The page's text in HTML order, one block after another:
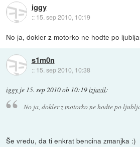
iggy
:: 15. sep 2010, 10:19
No ja, dokler z motorko ne hodte po
s1m0n
:: 15. sep 2010, 10:38
iggy je 15. sep 2010 ob 10:19izjavil:
No ja, dokler z motorko ne hodte po
Še vredu, da ti enkrat bencina zmanjka :)